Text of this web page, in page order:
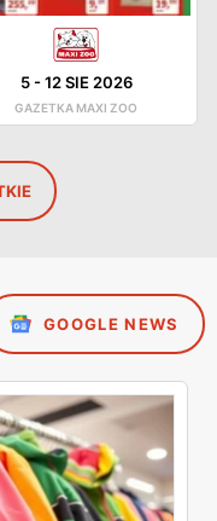
5-12 SIE 2026
GAZETKA MAXI ZOO
GOOGLE NEWS